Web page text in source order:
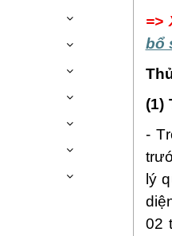
=>
bổ
(1)
-
lý
02